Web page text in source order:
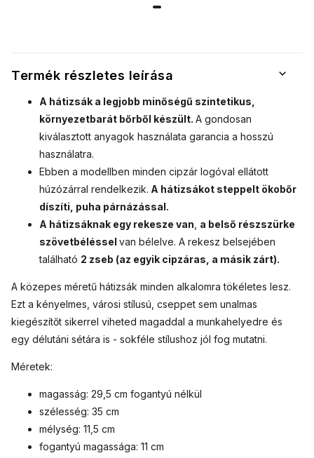
Termék részletes leírása
A hátizsák a legjobb minőségű szintetikus,
környezetbarát bőrből készült. A gondosan
kiválasztott anyagok használata garancia a hosszú
használatra.
Ebben a modellben minden cipzár logóval ellátott
húzózárral rendelkezik. A hátizsákot steppelt ökobőr
díszíti, puha párnázással.
A hátizsáknak egy rekesze van a belső részszürke
szövetbéléssel van bélelve. A rekesz belsejében
található 2 zseb (az egyik cipzáras, a másik zárt).
A közepes méretű hátizsák minden alkalomra tökéletes lesz.
Ezt a kényelmes, városi stílusú, cseppet sem unalmas
kiegészítőt sikerrel viheted magaddal a munkahelyedre és
egy délutáni sétára is - sokféle stílushoz jól fog mutatni.
Méretek:
magasság: 29,5 cm fogantyú nélkül
szélesség: 35 cm
mélység: 11,5 cm
fogantyú magassága: 11 cm